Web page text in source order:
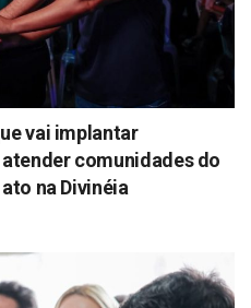
vai implantar
comunidades do
na Divinéia